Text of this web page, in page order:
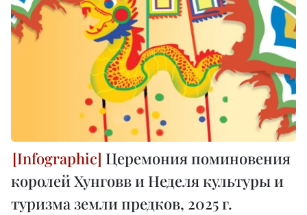
Церемония поминовения
королей Хунговв и Неделя культуры и
туризма земли предков, 2025 г.